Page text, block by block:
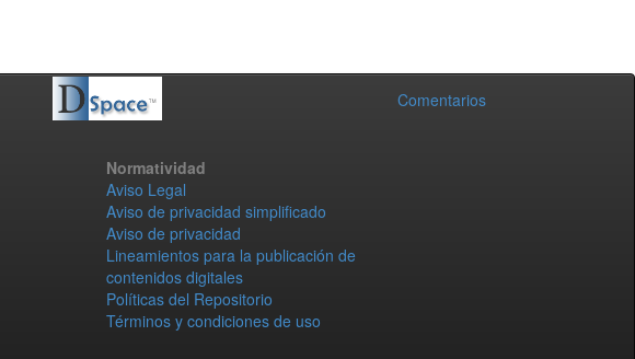
Comentarios
Normatividad
Aviso Legal
Aviso de privacidad simplificado
Aviso de privacidad
Lineamientos para la publicación de
contenidos digitales
Políticas del Repositorio
Términos y condiciones de uso